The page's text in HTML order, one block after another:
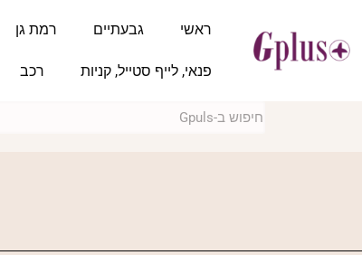
ראשי גבעתיים רמת גן
פנאי, לייף סטייל, קניות רכב